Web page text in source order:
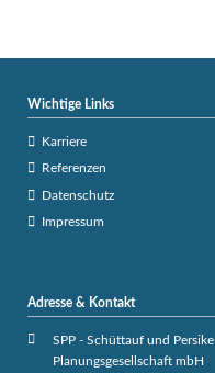
Wichtige Links
Karriere
Referenzen
Datenschutz
Impressum
Adresse & Kontakt
SPP - Schüttauf und Persike
Planungsgesellschaft mbH